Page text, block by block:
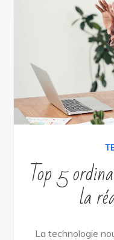
Top 5
la
La technologie